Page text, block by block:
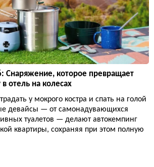
Снаряжение, которое превращает
отель на колесах
у мокрого костра и спать на голой
девайсы — от самонадувающихся
туалетов — делают автокемпинг
квартиры, сохраняя при этом полную